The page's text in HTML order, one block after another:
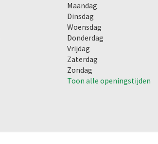
Maandag
Dinsdag
Woensdag
Donderdag
Vrijdag
Zaterdag
Zondag
Toon alle openingstijden